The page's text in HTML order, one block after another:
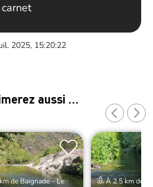
2025, 15:20:22
aussi …
de Baignade – Le À 2.5 km de